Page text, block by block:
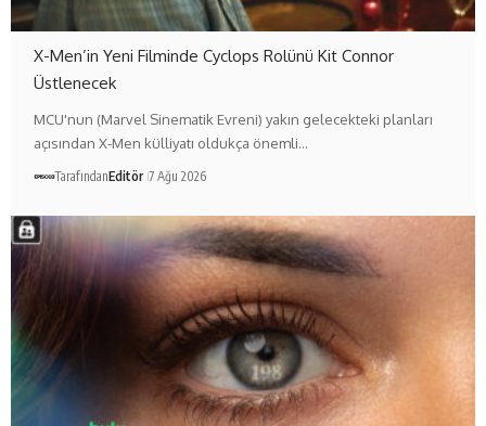
X-Men’in Yeni Filminde Cyclops Rolünü Kit Connor
Üstlenecek
MCU'nun (Marvel Sinematik Evreni) yakın gelecekteki planları
açısından X-Men külliyatı oldukça önemli…
TarafındanEditör 7 Ağu 2026